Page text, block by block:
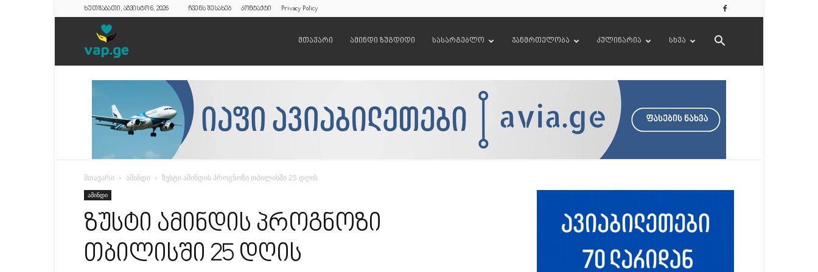
ხუთშაბათი, აგვისტო 6, 2026 ჩვენს შესახებ კონტაქტი Privacy Policy
მთავარი ამინდი ზუგდიდი სასარგებლო ჯანმრთელობა კულინარია სხვა
მთავარი ამინდი ზუსტი ამინდის პროგნოზი თბილისში 25 დღის
ამინდი
ზუსტი ამინდის პროგნოზი
თბილისში 25 დღის